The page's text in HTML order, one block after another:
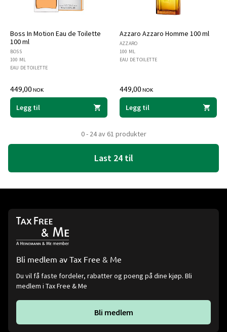
Boss In Motion Eau de Toilette
100 ml
BOSS
100 ML
EAU DE TOILETTE
449,00NOK
Legg til
Azzaro Azzaro Homme 100 ml
AZZARO
100 ML
EAU DE TOILETTE
449,00NOK
Legg til
0 - 24 av 61 produkter
Last 24 til
Bli medlem av Tax Free & Me
Du vil få faste fordeler, rabatter og poeng på dine kjøp. Bli
medlem i Tax Free & Me
Bli medlem